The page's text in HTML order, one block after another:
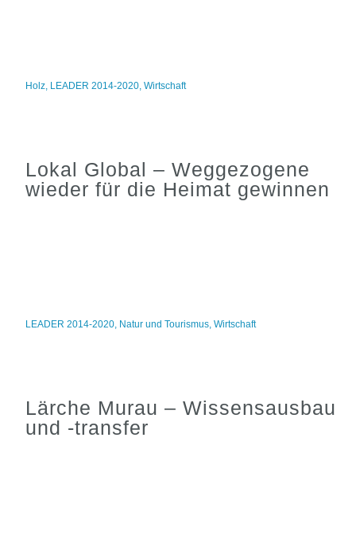
Holz, LEADER 2014-2020,Wirtschaft
Lokal Global – Weggezogene
wieder für die Heimat gewinnen
LEADER 2014-2020, Natur und Tourismus,Wirtschaft
Lärche Murau – Wissensausbau
und -transfer